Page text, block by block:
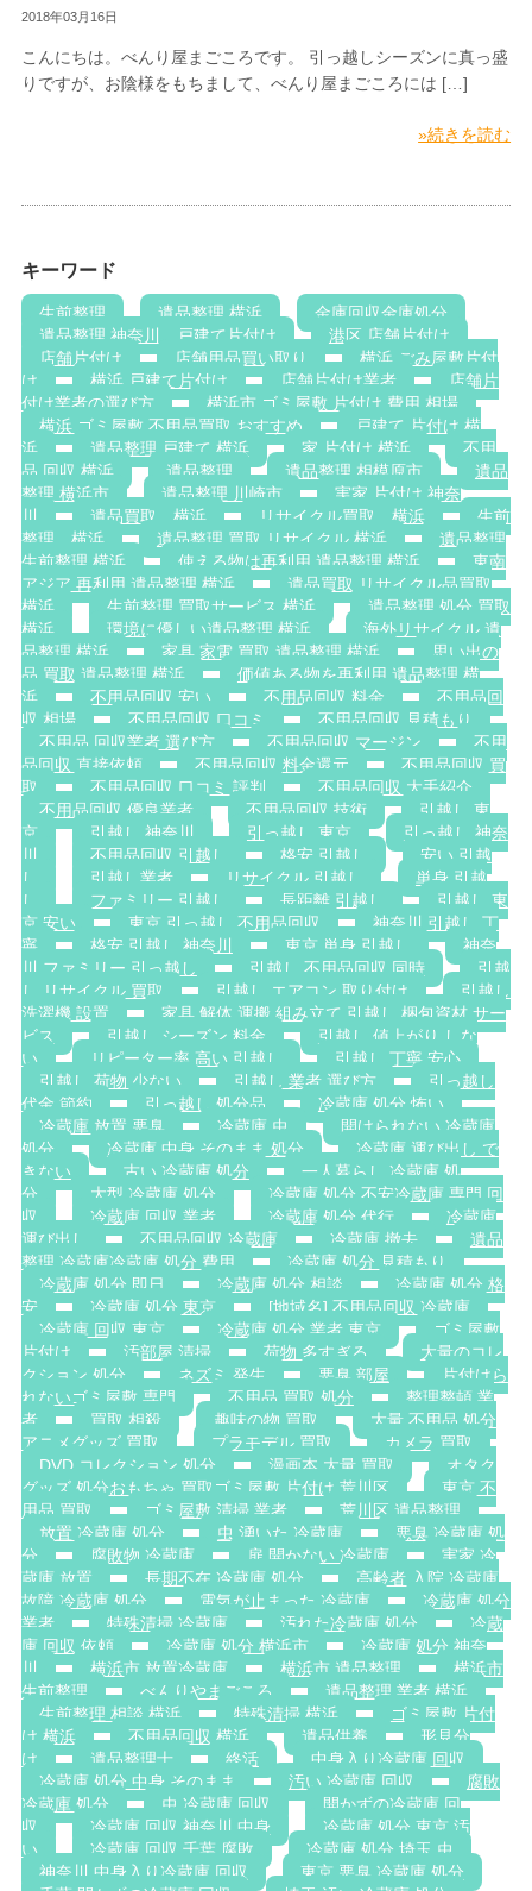
2018年03月16日
こんにちは。べんり屋まごころです。 引っ越しシーズンに真っ盛
りですが、お陰様をもちまして、べんり屋まごころには […]
»続きを読む
キーワード
生前整理 遺品整理 横浜
金庫回収金庫処分
遺品整理 神奈川，戸建て片付け
港区 店舗片付け
店舗片付け
店舗用品買い取り
横浜 ごみ屋敷片付
け
横浜 戸建て片付け 店舗片付け業者
店舗片
付け業者の選び方
横浜市 ゴミ屋敷 片付け 費用 相場
横浜 ゴミ屋敷 不用品買取 おすすめ
戸建て 片付け 横
浜
遺品整理 戸建て 横浜 家 片付け 横浜
不用
品 回収 横浜
遺品整理 遺品整理 相模原市
遺品
整理 横浜市
遺品整理 川崎市
実家 片付け 神奈
川
遺品買取 横浜 リサイクル買取 横浜
生前
整理 横浜
遺品整理 買取 リサイクル 横浜
遺品整理
生前整理 横浜
使える物は再利用 遺品整理 横浜
東南
アジア 再利用 遺品整理 横浜
遺品買取 リサイクル品買取
横浜
生前整理 買取サービス 横浜
遺品整理 処分 買取
横浜
環境に優しい遺品整理 横浜
海外リサイクル 遺
品整理 横浜
家具 家電 買取 遺品整理 横浜
思い出の
品 買取 遺品整理 横浜
価値ある物を再利用 遺品整理 横
浜
不用品回収 安い 不用品回収 料金
不用品回
収 相場
不用品回収 口コミ
不用品回収 見積もり
不用品 回収業者 選び方
不用品回収 マージン
不用
品回収 直接依頼
不用品回収 料金還元
不用品回収 買
取
不用品回収 口コミ 評判
不用品回収 大手紹介
不用品回収 優良業者
不用品回収 技術
引越し 東
京
引越し 神奈川 引っ越し 東京
引っ越し 神奈
川
不用品回収 引越し 格安 引越し
安い 引越
し
引越し業者 リサイクル 引越し
単身 引越
し
ファミリー 引越し 長距離 引越し
引越し 東
京 安い
東京 引っ越し 不用品回収
神奈川 引越し 丁
寧
格安 引越し 神奈川 東京 単身 引越し
神奈
川 ファミリー 引っ越し
引越し 不用品回収 同時
引越
し リサイクル 買取
引越し エアコン 取り付け
引越し
洗濯機 設置
家具 解体 運搬 組み立て 引越し 梱包資材 サー
ビス
引越し シーズン 料金
引越し 値上がり しな
い
リピーター率 高い 引越し
引越し 丁寧 安心
引越し 荷物 少ない
引越し 業者 選び方
引っ越し
代金 節約
引っ越し 処分品
冷蔵庫 処分 怖い
冷蔵庫 放置 悪臭
冷蔵庫 虫
開けられない 冷蔵庫
処分
冷蔵庫 中身 そのまま 処分
冷蔵庫 運び出し で
きない
古い 冷蔵庫 処分
一人暮らし 冷蔵庫 処
分
大型 冷蔵庫 処分
冷蔵庫 処分 不安冷蔵庫 専門 回
収
冷蔵庫 回収 業者 冷蔵庫 処分 代行
冷蔵庫
運び出し
不用品回収 冷蔵庫 冷蔵庫 撤去
遺品
整理 冷蔵庫冷蔵庫 処分 費用
冷蔵庫 処分 見積もり
冷蔵庫 処分 即日
冷蔵庫 処分 相談
冷蔵庫 処分 格
安
冷蔵庫 処分 東京
[地域名] 不用品回収 冷蔵庫
冷蔵庫 回収 東京
冷蔵庫 処分 業者 東京
ゴミ屋敷
片付け
汚部屋 清掃 荷物 多すぎる
大量のコレ
クション 処分
ネズミ 発生 悪臭 部屋
片付けら
れないゴミ屋敷 専門
不用品 買取 処分
整理整頓 業
者
買取 相殺 趣味の物 買取
大量 不用品 処分
アニメグッズ 買取
プラモデル 買取
カメラ 買取
DVD コレクション 処分
漫画本 大量 買取
オタク
グッズ 処分おもちゃ 買取ゴミ屋敷 片付け 荒川区
東京 不
用品 買取
ゴミ屋敷 清掃 業者
荒川区 遺品整理
放置 冷蔵庫 処分
虫 湧いた 冷蔵庫
悪臭 冷蔵庫 処
分
腐敗物 冷蔵庫 扉 開かない 冷蔵庫
実家 冷
蔵庫 放置
長期不在 冷蔵庫 処分
高齢者 入院 冷蔵庫
故障 冷蔵庫 処分
電気が止まった 冷蔵庫
冷蔵庫 処分
業者
特殊清掃 冷蔵庫 汚れた冷蔵庫 処分
冷蔵
庫 回収 依頼
冷蔵庫 処分 横浜市
冷蔵庫 処分 神奈
川
横浜市 放置冷蔵庫 横浜市 遺品整理
横浜市
生前整理
べんりやまごころ
遺品整理 業者 横浜
生前整理 相談 横浜
特殊清掃 横浜
ゴミ屋敷 片付
け 横浜
不用品回収 横浜 遺品供養
形見分
け
遺品整理士 終活
中身入り冷蔵庫 回収
冷蔵庫 処分 中身 そのまま
汚い 冷蔵庫 回収
腐敗
冷蔵庫 処分
虫 冷蔵庫 回収
開かずの冷蔵庫 回
収
冷蔵庫 回収 神奈川 中身
冷蔵庫 処分 東京 汚
い
冷蔵庫 回収 千葉 腐敗
冷蔵庫 処分 埼玉 虫
神奈川 中身入り冷蔵庫 回収
東京 悪臭 冷蔵庫 処分